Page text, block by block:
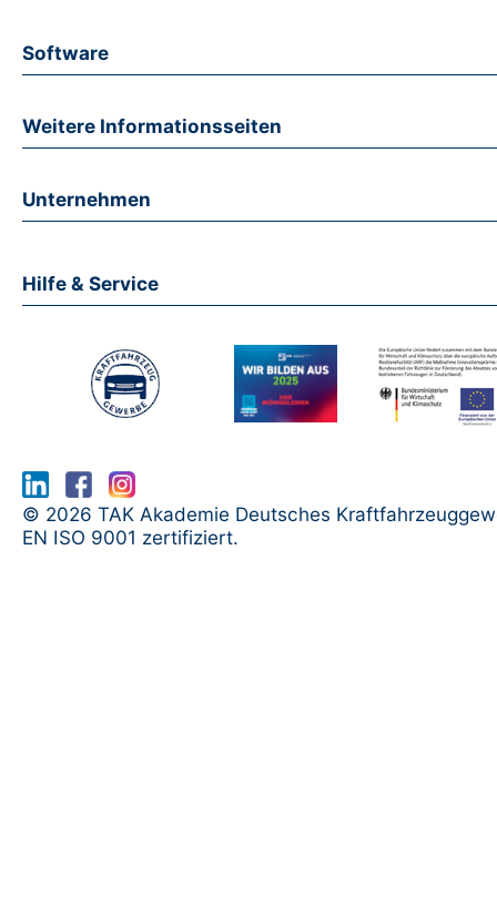
Software
Weitere Informationsseiten
Unternehmen
Hilfe & Service
© 2026 TAK Akademie Deutsches
EN ISO 9001 zertifiziert.